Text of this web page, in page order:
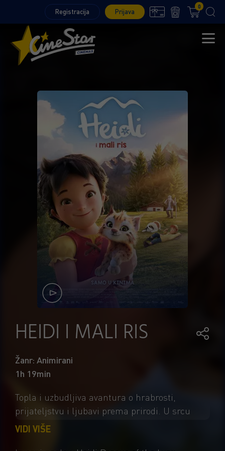
Registracija Prijava
0
HEIDI I MALI RIS
Žanr: Animirani
1h 19min
Topla i uzbudljiva avantura o hrabrosti,
prijateljstvu i ljubavi prema prirodi. U srcu
švicarskih Alpa razigrana djevojčica uživa u
VIDI VIŠE